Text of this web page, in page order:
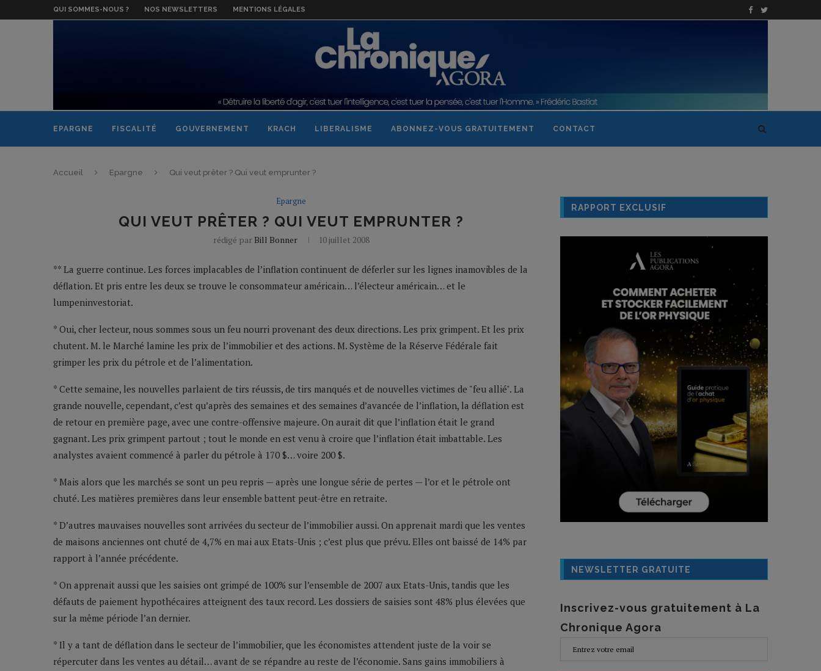
QUI SOMMES-NOUS ? NOS NEWSLETTERS MENTIONS LÉGALES
EPARGNE FISCALITÉ GOUVERNEMENT KRACH LIBERALISME ABONNEZ-VOUS GRATUITEMENT CONTACT
Accueil Epargne Qui veut prêter ? Qui veut emprunter ?
Epargne
QUI VEUT PRÊTER ? QUI VEUT EMPRUNTER ?
rédigé par Bill Bonner 10 juillet 2008
** La guerre continue. Les forces implacables de l’inflation continuent de déferler sur les lignes inamovibles de la
déflation. Et pris entre les deux se trouve le consommateur américain… l’électeur américain… et le
lumpeninvestoriat.
* Oui, cher lecteur, nous sommes sous un feu nourri provenant des deux directions. Les prix grimpent. Et les prix
chutent. M. le Marché lamine les prix de l’immobilier et des actions. M. Système de la Réserve Fédérale fait
grimper les prix du pétrole et de l’alimentation.
* Cette semaine, les nouvelles parlaient de tirs réussis, de tirs manqués et de nouvelles victimes de "feu allié". La
grande nouvelle, cependant, c’est qu’après des semaines et des semaines d’avancée de l’inflation, la déflation est
de retour en première page, avec une contre-offensive majeure. On aurait dit que l’inflation était le grand
gagnant. Les prix grimpent partout ; tout le monde en est venu à croire que l’inflation était imbattable. Les
analystes avaient commencé à parler du pétrole à 170 $… voire 200 $.
* Mais alors que les marchés se sont un peu repris — après une longue série de pertes — l’or et le pétrole ont
chuté. Les matières premières dans leur ensemble battent peut-être en retraite.
* D’autres mauvaises nouvelles sont arrivées du secteur de l’immobilier aussi. On apprenait mardi que les ventes
de maisons anciennes ont chuté de 4,7% en mai aux Etats-Unis ; c’est plus que prévu. Elles ont baissé de 14% par
rapport à l’année précédente.
* On apprenait aussi que les saisies ont grimpé de 100% sur l’ensemble de 2007 aux Etats-Unis, tandis que les
défauts de paiement hypothécaires atteignent des taux record. Les dossiers de saisies sont 48% plus élevées que
sur la même période l’an dernier.
* Il y a tant de déflation dans le secteur de l’immobilier, que les économistes attendent juste de la voir se
répercuter dans les ventes au détail… avant de se répandre au reste de l’économie. Sans gains immobiliers à
RAPPORT EXCLUSIF
NEWSLETTER GRATUITE
Inscrivez-vous gratuitement à La
Chronique Agora